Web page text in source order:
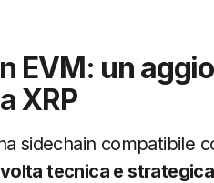
EVM: un
XRP
sidechain compatibile
tecnica e strategica